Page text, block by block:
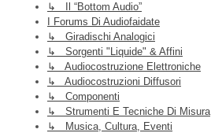
↳ Il “Bottom Audio”
I Forums Di Audiofaidate
↳ Giradischi Analogici
↳ Sorgenti "liquide" & Affini
↳ Audiocostruzione Elettroniche
↳ Audiocostruzioni Diffusori
↳ Componenti
↳ Strumenti E Tecniche Di Misura
↳ Musica, Cultura, Eventi